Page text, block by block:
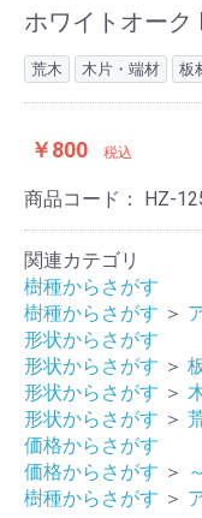
ホワイトオーク
荒木 木片・端材 板
￥800 税込
商品コード： HZ-
関連カテゴリ
樹種からさがす
樹種からさがす ＞
形状からさがす
形状からさがす ＞
形状からさがす ＞
形状からさがす ＞
価格からさがす
価格からさがす ＞
樹種からさがす ＞